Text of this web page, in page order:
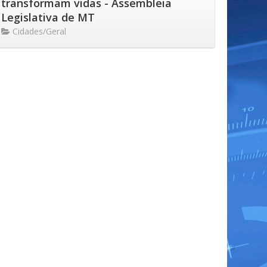
transformam vidas - Assembleia
Legislativa de MT
Cidades/Geral